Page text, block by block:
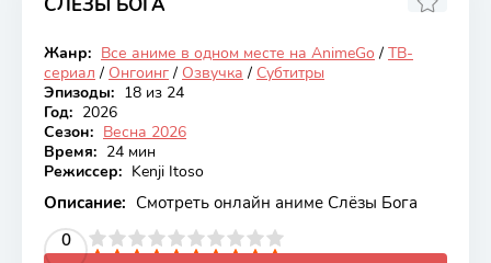
Онгоинг
Жанр: Все аниме в одном месте на AnimeGo / ТВ-
сериал / Онгоинг / Озвучка / Субтитры
Эпизоды: 18 из 24
Год: 2026
Сезон: Весна 2026
Время: 24 мин
Режиссер: Kenji Itoso
Описание: Смотреть онлайн аниме Слёзы Бога
0
4 5 6 7 8 9 10